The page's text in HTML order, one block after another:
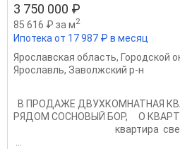
3 750 000 ₽
85 616 ₽ за м2
Ипотека от 17 987 ₽ в месяц
Ярославская область, Городской
Ярославль, Заволжский р-н
В ПРОДАЖЕ ДВУХКОМНАТНАЯ
РЯДОМ СОСНОВЫЙ
квартира
...